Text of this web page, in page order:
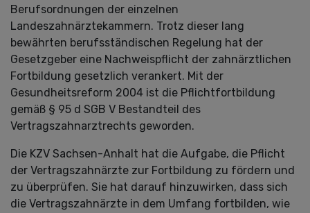
Berufsordnungen der einzelnen
Landeszahnärztekammern. Trotz dieser lang
bewährten berufsständischen Regelung hat der
Gesetzgeber eine Nachweispflicht der zahnärztlichen
Fortbildung gesetzlich verankert. Mit der
Gesundheitsreform 2004 ist die Pflichtfortbildung
gemäß § 95 d SGB V Bestandteil des
Vertragszahnarztrechts geworden.
Die KZV Sachsen-Anhalt hat die Aufgabe, die Pflicht
der Vertragszahnärzte zur Fortbildung zu fördern und
zu überprüfen. Sie hat darauf hinzuwirken, dass sich
die Vertragszahnärzte in dem Umfang fortbilden, wie